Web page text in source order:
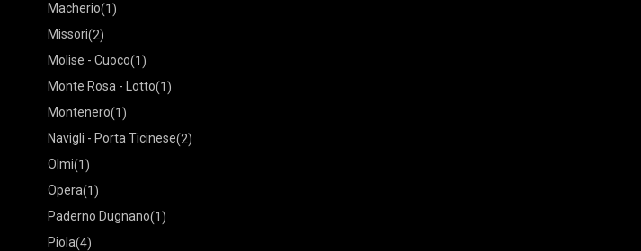
Macherio(1)
Missori(2)
Molise - Cuoco(1)
Monte Rosa - Lotto(1)
Montenero(1)
Navigli - Porta Ticinese(2)
Olmi(1)
Opera(1)
Paderno Dugnano(1)
Piola(4)